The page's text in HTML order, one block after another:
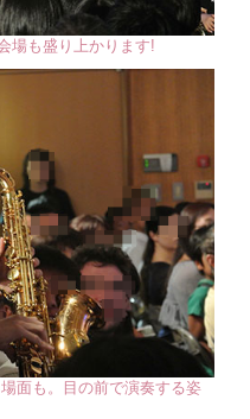
場も盛り上かります!
面も。目の前で演奏する姿